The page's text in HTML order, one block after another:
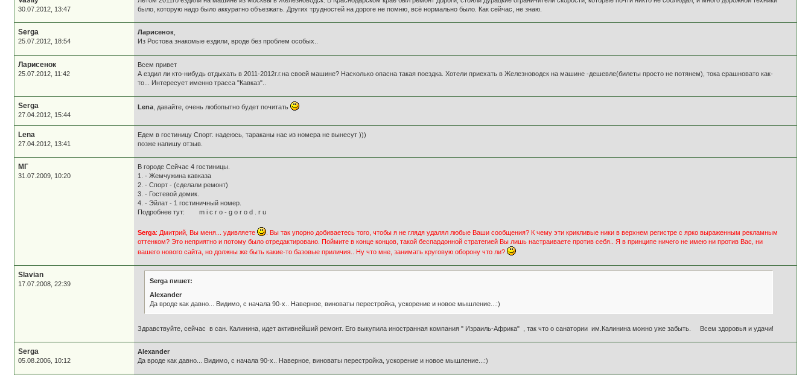
30.07.2012, 13:47
было, которую надо было аккуратно объезжать. Других трудностей на дороге не помню, всё нормально было. Как сейчас, не знаю.
Serga
25.07.2012, 18:54
Ларисенок
Из Ростова знакомые ездили, вроде без проблем особых..
Ларисенок
25.07.2012, 11:42
Всем привет
А ездил ли кто-нибудь отдыхать в 2011-2012г.г.на своей машине? Насколько опасна такая поездка. Хотели приехать в Железноводск на машине -дешевле(билеты просто не потянем), тока срашновато как-
то... Интересует именно трасса "Кавказ"..
Serga
27.04.2012, 15:44
Lena , давайте, очень любопытно будет почитать
Lena
27.04.2012, 13:41
Едем в гостиницу Спорт. надеюсь, тараканы нас из номера не вынесут )))
позже напишу отзыв.
МГ
31.07.2009, 10:20
В городе Сейчас 4 гостиницы.
1. - Жемчужина кавказа
2. - Спорт - (сделали ремонт)
3. - Гостевой домик.
4. - Эйлат - 1 гостиничный номер.
Подробнее тут: m i c r o - g o r o d . r u
Serga: Дмитрий, Вы меня... удивляете
. Вы так упорно добиваетесь того, чтобы я не глядя удалял любые Ваши сообщения? К чему эти крикливые ники в верхнем регистре с ярко выраженным рекламным
оттенком? Это неприятно и потому было отредактировано. Поймите в конце концов, такой беспардонной стратегией Вы лишь настраиваете против себя.. Я в принципе ничего не имею ни против Вас, ни
вашего нового сайта, но должны же быть какие-то базовые приличия.. Ну что мне, занимать круговую оборону что ли?
Slavian
17.07.2008, 22:39
Serga пишет:
Alexander
Да вроде как давно... Видимо, с начала 90-х.. Наверное, виноваты перестройка, ускорение и новое мышление...:)
Здравствуйте, сейчас в сан. Калинина, идет активнейший ремонт. Его выкупила иностранная компания " Израиль-Африка" , так что о санатории им.Калинина можно уже забыть. Всем здоровья и удачи!
Serga
05.08.2006, 10:12
Alexander
Да вроде как давно... Видимо, с начала 90-х.. Наверное, виноваты перестройка, ускорение и новое мышление...:)